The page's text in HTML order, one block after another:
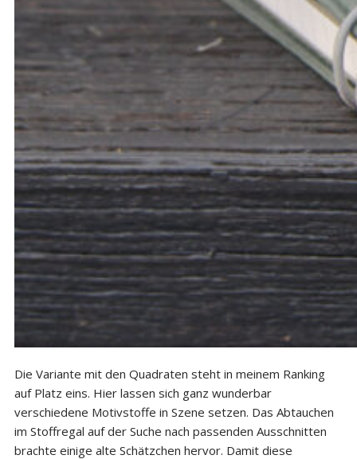
Die Variante mit den Quadraten steht in meinem Ranking
auf Platz eins. Hier lassen sich ganz wunderbar
verschiedene Motivstoffe in Szene setzen. Das Abtauchen
im Stoffregal auf der Suche nach passenden Ausschnitten
brachte einige alte Schätzchen hervor. Damit diese